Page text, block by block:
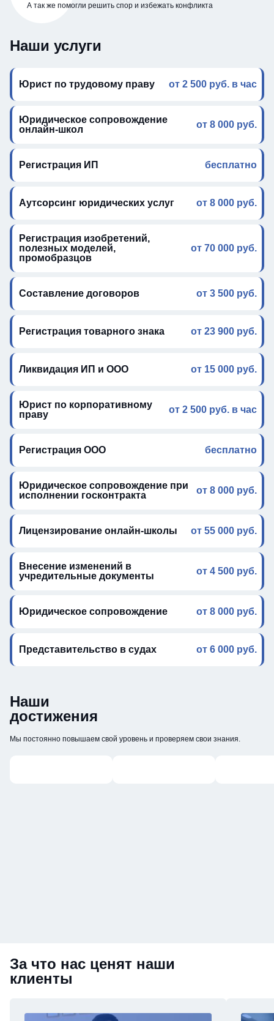
А так же помогли решить спор и избежать конфликта
Наши услуги
Юрист по трудовому праву от 2 500 руб. в час
Юридическое сопровождение
онлайн-школ
от 8 000 руб.
Регистрация ИП бесплатно
Аутсорсинг юридических услуг от 8 000 руб.
Регистрация изобретений,
полезных моделей,
промобразцов
от 70 000 руб.
Составление договоров от 3 500 руб.
Регистрация товарного знака от 23 900 руб.
Ликвидация ИП и ООО от 15 000 руб.
Юрист по корпоративному
праву
от 2 500 руб. в час
Регистрация ООО бесплатно
Юридическое сопровождение при
исполнении госконтракта
от 8 000 руб.
Лицензирование онлайн-школы от 55 000 руб.
Внесение изменений в
учредительные документы
от 4 500 руб.
Юридическое сопровождение от 8 000 руб.
Представительство в судах от 6 000 руб.
Наши
достижения
Мы постоянно повышаем свой уровень и проверяем свои знания.
За что нас ценят наши
клиенты